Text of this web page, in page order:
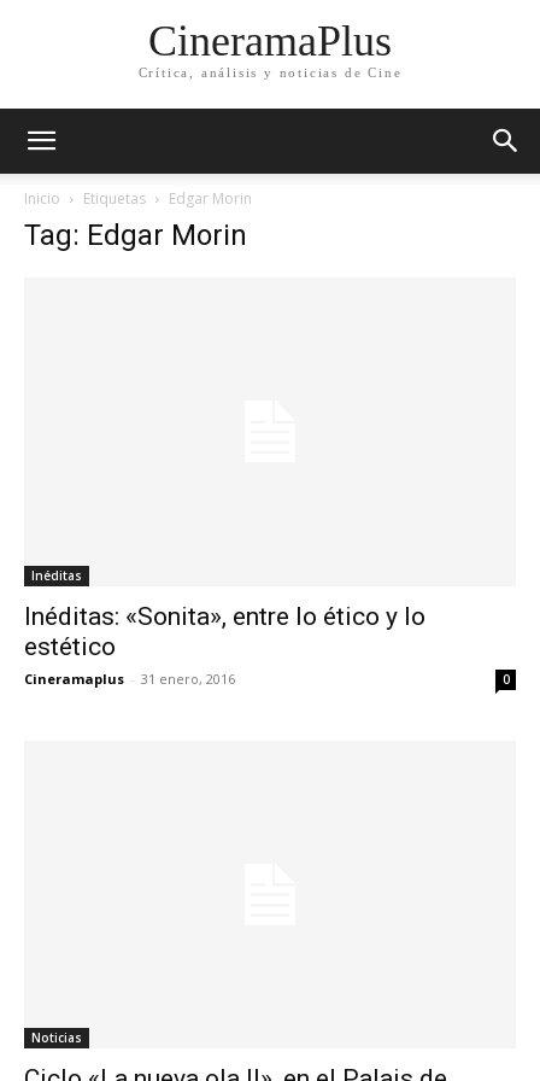
CineramaPlus
Crítica, análisis y noticias de Cine
Inicio Etiquetas Edgar Morin
Tag: Edgar Morin
Inéditas
Inéditas: «Sonita», entre lo ético y lo
estético
Cineramaplus - 31 enero, 2016 0
Noticias